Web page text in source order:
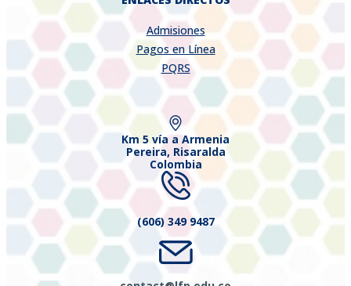
Admisiones
Pagos en Línea
PQRS
Km 5 vía a Armenia
Pereira, Risaralda
Colombia
(606) 349 9487